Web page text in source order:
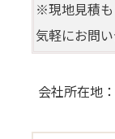
※現地見積も
気軽にお問
会社所在地